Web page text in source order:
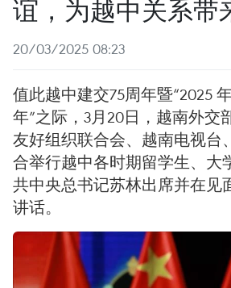
谊，为越中关系带
20/03/2025 08:23
值此越中建交75周年暨“2025
年”之际，3月20日，越南外交
友好组织联合会、越南电视台
合举行越中各时期留学生、大
共中央总书记苏林出席并在见
讲话。